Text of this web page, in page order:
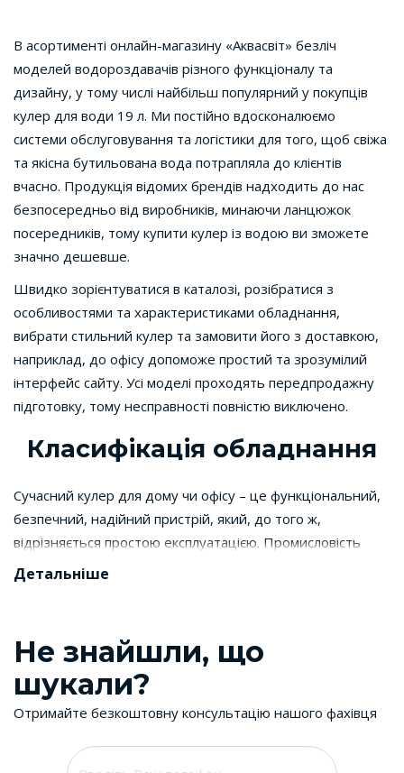
В асортименті онлайн-магазину «Аквасвіт» безліч
моделей водороздавачів різного функціоналу та
дизайну, у тому числі найбільш популярний у покупців
кулер для води 19 л. Ми постійно вдосконалюємо
системи обслуговування та логістики для того, щоб свіжа
та якісна бутильована вода потрапляла до клієнтів
вчасно. Продукція відомих брендів надходить до нас
безпосередньо від виробників, минаючи ланцюжок
посередників, тому купити кулер із водою ви зможете
значно дешевше.
Швидко зорієнтуватися в каталозі, розібратися з
особливостями та характеристиками обладнання,
вибрати стильний кулер та замовити його з доставкою,
наприклад, до офісу допоможе простий та зрозумілий
інтерфейс сайту. Усі моделі проходять передпродажну
підготовку, тому несправності повністю виключено.
Класифікація обладнання
Сучасний кулер для дому чи офісу – це функціональний,
безпечний, надійний пристрій, який, до того ж,
відрізняється простою експлуатацією. Промисловість
випускає безліч найрізноманітніших моделей, які
(маленький) – завдяки компактності
ідеально підходить для приміщень з невеликою
площею. Однак, за функціоналом практично нічим
підлоговий
(великий) – універсальний апарат, в
Детальніше
Не знайшли, що
шукали?
Отримайте безкоштовну консультацію нашого фахівця